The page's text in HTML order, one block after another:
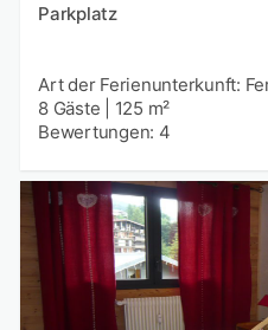
Parkplatz
Art der Ferienunterkunft:
8 Gäste
125 m²
Bewertungen: 4